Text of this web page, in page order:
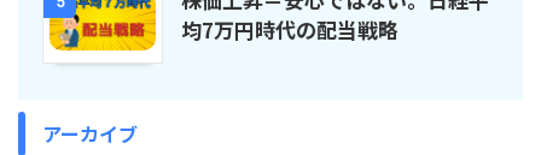
均7万円時代の配当戦略
アーカイブ